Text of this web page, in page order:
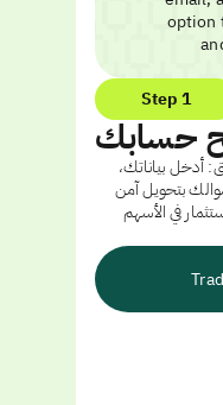
Step 1
أدخل بياناتك،
بتحويل آمن
في الأسهم